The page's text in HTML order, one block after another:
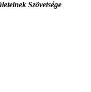
Szövetsége